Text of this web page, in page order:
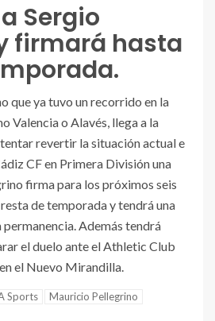
Sergio
firmará hasta
que ya tuvo un recorrido en la
Valencia o Alavés, llega a la
revertir la situación actual e
CF en Primera División una
firma para los próximos seis
de temporada y tendrá una
Además tendrá
el duelo ante el Athletic Club
el Nuevo Mirandilla.
Sports Mauricio Pellegrino